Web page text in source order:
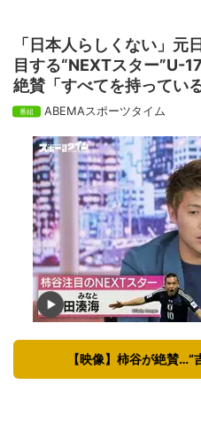
「日本人らしくない」元
目する“NEXTスター”U-
絶賛「すべてを持っている
ABEMAスポーツタイム
【映像】柿谷が絶賛…“